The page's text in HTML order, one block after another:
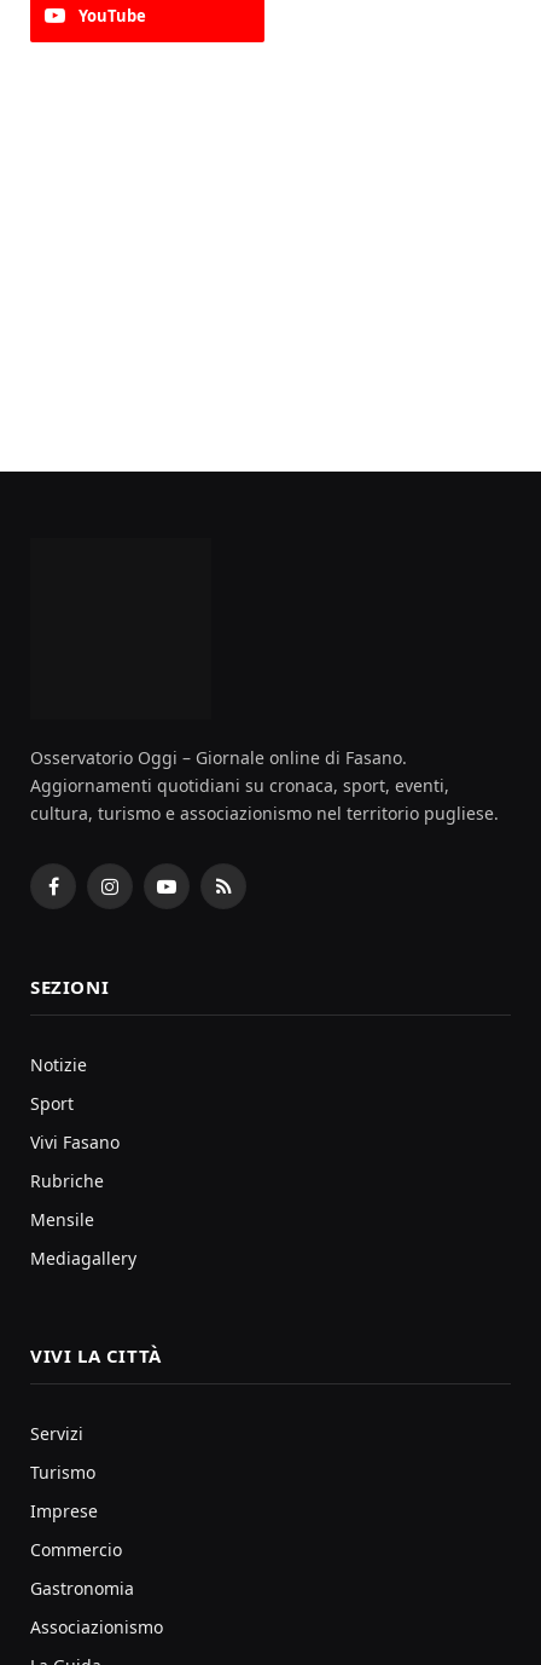
YouTube
Osservatorio Oggi – Giornale online di Fasano.
Aggiornamenti quotidiani su cronaca, sport, eventi,
cultura, turismo e associazionismo nel territorio pugliese.
FacebookInstagramYouTubeRSS
SEZIONI
Notizie
Sport
Vivi Fasano
Rubriche
Mensile
Mediagallery
VIVI LA CITTÀ
Servizi
Turismo
Imprese
Commercio
Gastronomia
Associazionismo